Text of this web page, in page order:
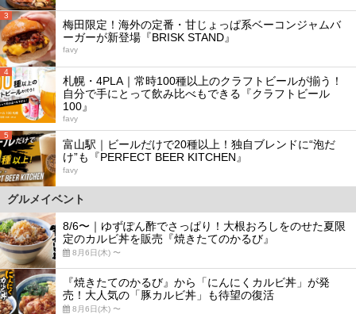
3
梅田限定！海外の定番・甘じょっぱ系ベーコンジャムバ
ーガーが新登場『BRISK STAND』
favy
4
札幌・4PLA｜常時100種以上のクラフトビールが揃う！
自分で手にとって飲み比べもできる『クラフトビール
100』
favy
5
富山駅｜ビールだけで20種以上！独自ブレンドに“泡だ
け”も『PERFECT BEER KITCHEN』
favy
グルメイベント
8/6〜｜ゆずぽん酢でさっぱり！大根おろしをのせた夏限
定のカルビ丼を販売『焼きたてのかるび』
8月6日(木) 〜
『焼きたてのかるび』から「にんにくカルビ丼」が発
売！大人気の「豚カルビ丼」も待望の復活
8月6日(木) 〜